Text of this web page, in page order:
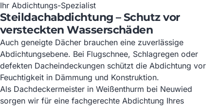
Ihr Abdichtungs-Spezialist
Steildachabdichtung – Schutz vor
versteckten Wasserschäden
Auch geneigte Dächer brauchen eine zuverlässige
Abdichtungsebene. Bei Flugschnee, Schlagregen oder
defekten Dacheindeckungen schützt die Abdichtung vor
Feuchtigkeit in Dämmung und Konstruktion.
Als Dachdeckermeister in Weißenthurm bei Neuwied
sorgen wir für eine fachgerechte Abdichtung Ihres